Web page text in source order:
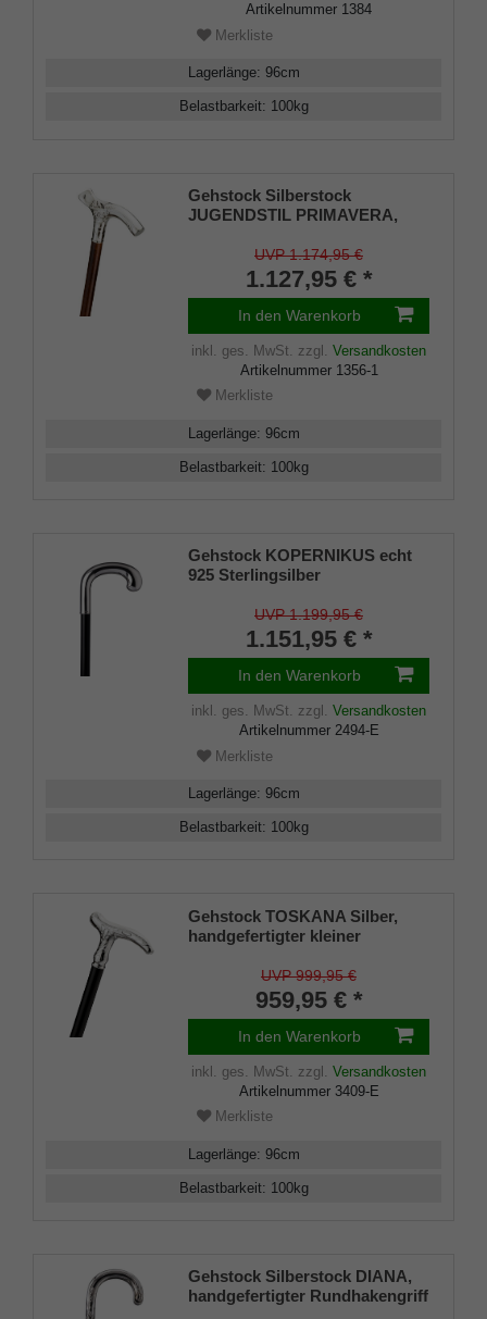
Artikelnummer 1384
Merkliste
Lagerlänge: 96cm
Belastbarkeit: 100kg
Gehstock Silberstock
JUGENDSTIL PRIMAVERA,
echtem 925/1000 Sterlingsilber
mit aufwändigen Ziselierungen,
aufgesetzt auf einen Stock aus
edlem, zartbraun gemasertem
Kirschbaumholz, inklusiv
Gummipuffer.
UVP 1.174,95 €
1.127,95 € *
In den Warenkorb
inkl. ges. MwSt. zzgl. Versandkosten
Artikelnummer 1356-1
Merkliste
Lagerlänge: 96cm
Belastbarkeit: 100kg
Gehstock KOPERNIKUS echt
925 Sterlingsilber
Makassar Ebenholz
UVP 1.199,95 €
1.151,95 € *
In den Warenkorb
inkl. ges. MwSt. zzgl. Versandkosten
Artikelnummer 2494-E
Merkliste
Lagerlänge: 96cm
Belastbarkeit: 100kg
Gehstock TOSKANA Silber,
handgefertigter kleiner
Sterling Silber mit feinen
mediterranen Ziselierungen,
aufgesetzt auf einen Stock aus
edlem Makassar Ebenholz,
inklusiv Schlankpuffer.
UVP 999,95 €
959,95 € *
In den Warenkorb
inkl. ges. MwSt. zzgl. Versandkosten
Artikelnummer 3409-E
Merkliste
Lagerlänge: 96cm
Belastbarkeit: 100kg
Gehstock Silberstock DIANA,
handgefertigter Rundhakengriff